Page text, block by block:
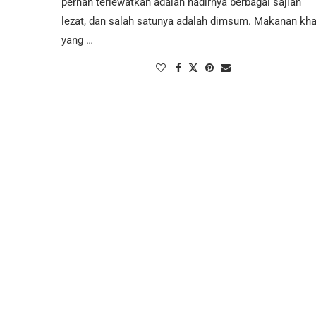
lezat, dan salah satunya adalah dimsum. Makanan
yang …